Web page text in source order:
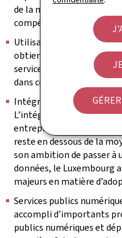
de la moyenne de l’UE
compétences numériques.
Utilisation des services
obtient de bons
services internet et reste
dans ce domaine.
Intégration de la
L’intégration de la
entreprises est le seul
reste en dessous de la
son ambition de passer à
données, le Luxembourg
majeurs en matière
Services publics
accompli d’importants
publics numériques et